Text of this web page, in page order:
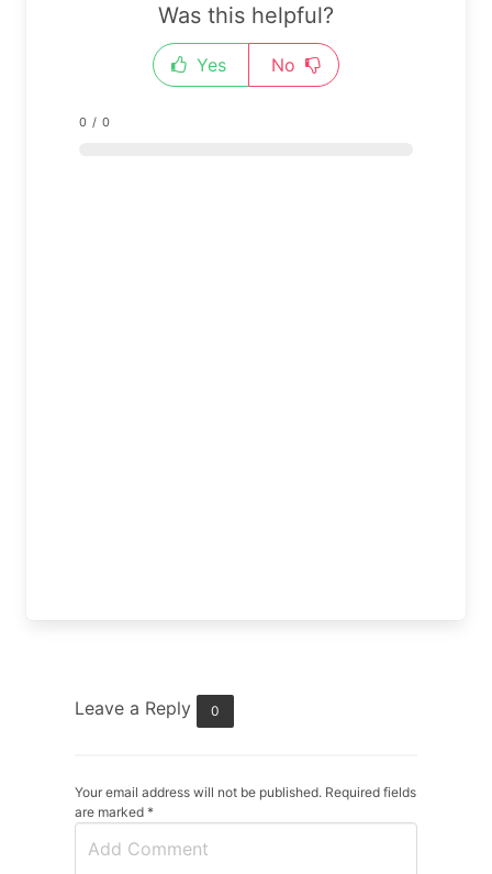
Was this helpful?
Yes No
0 / 0
Leave a Reply 0
Your email address will not be published. Required fields
are marked *